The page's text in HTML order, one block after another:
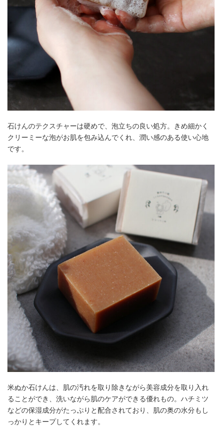
石けんのテクスチャーは硬めで、泡立ちの良い処方。きめ細かく
クリーミーな泡がお肌を包み込んでくれ、潤い感のある使い心地
です。
米ぬか石けんは、肌の汚れを取り除きながら美容成分を取り入れ
ることができ、洗いながら肌のケアができる優れもの。ハチミツ
などの保湿成分がたっぷりと配合されており、肌の奥の水分もし
っかりとキープしてくれます。